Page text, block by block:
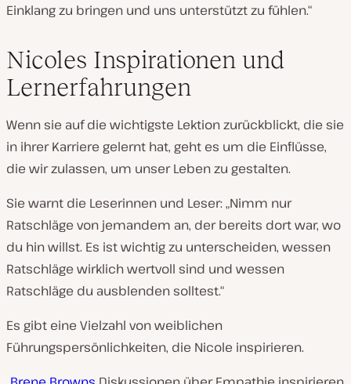
Einklang zu bringen und uns unterstützt zu fühlen.“
Nicoles Inspirationen und
Lernerfahrungen
Wenn sie auf die wichtigste Lektion zurückblickt, die sie
in ihrer Karriere gelernt hat, geht es um die Einflüsse,
die wir zulassen, um unser Leben zu gestalten.
Sie warnt die Leserinnen und Leser: „Nimm nur
Ratschläge von jemandem an, der bereits dort war, wo
du hin willst. Es ist wichtig zu unterscheiden, wessen
Ratschläge wirklich wertvoll sind und wessen
Ratschläge du ausblenden solltest.“
Es gibt eine Vielzahl von weiblichen
Führungspersönlichkeiten, die Nicole inspirieren.